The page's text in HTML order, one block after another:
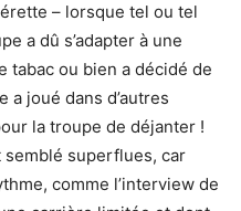
– lorsque tel ou tel
a dû s’adapter à une
tabac ou bien a décidé de
a joué dans d’autres
la troupe de déjanter !
semblé superflues, car
comme l’interview de